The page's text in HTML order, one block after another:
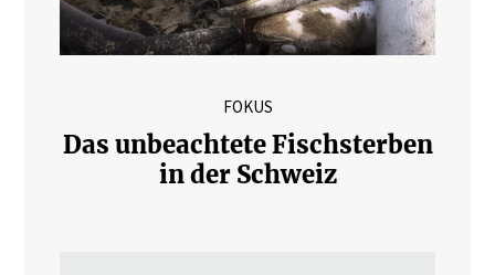
FOKUS
Das unbeachtete Fischsterben
in der Schweiz